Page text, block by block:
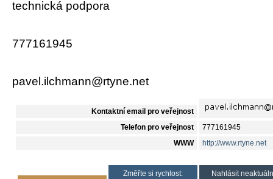
technická podpora
777161945
pavel.ilchmann@rtyne.net
Kontaktní email pro veřejnost
Telefon pro veřejnost 777161945
WWW http://www.rtyne.net
Změřte si rychlost:
Nahlásit